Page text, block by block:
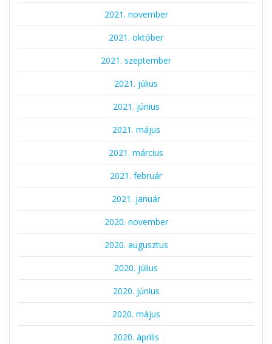
2021. november
2021. október
2021. szeptember
2021. július
2021. június
2021. május
2021. március
2021. február
2021. január
2020. november
2020. augusztus
2020. július
2020. június
2020. május
2020. április